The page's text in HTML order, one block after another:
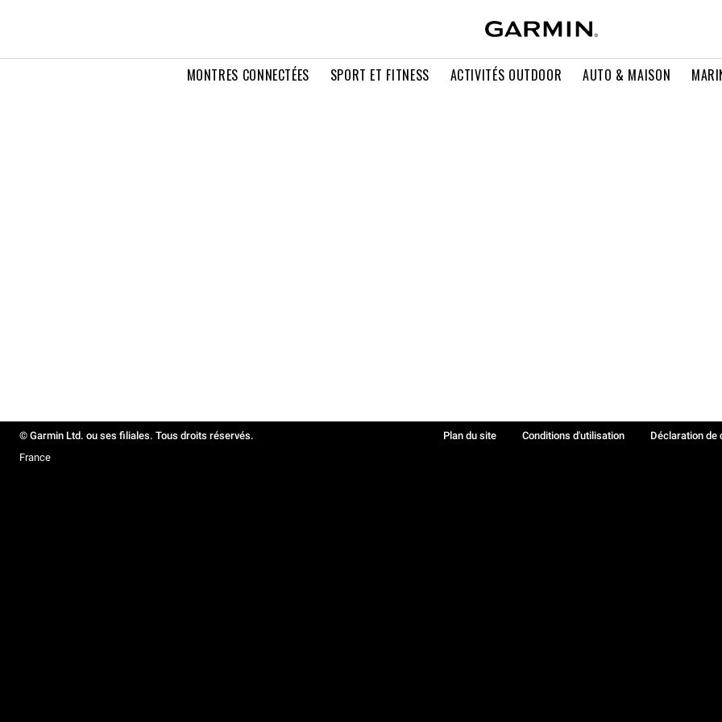
MONTRES CONNECTÉES SPORT ET FITNESS ACTIVITÉS OUTDOOR AUTO & MAISON
© Garmin Ltd. ou ses filiales. Tous droits réservés. Plan du site Conditions d'utilisation Déclaration de
France